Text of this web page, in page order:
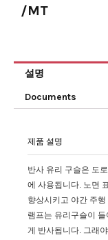
/MT
설명
Documents
제품 설명
반사 유리 구슬은 도
에 사용됩니다. 노면
향상시키고 야간 주
램프는 유리구슬이
게 반사됩니다. 그래